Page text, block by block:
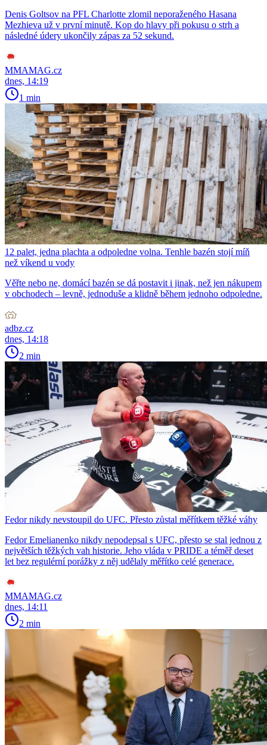
Denis Goltsov na PFL Charlotte zlomil neporaženého Hasana
Mezhieva už v první minutě. Kop do hlavy při pokusu o strh a
následné údery ukončily zápas za 52 sekund.
MMAMAG.cz
dnes, 14:19
1 min
12 palet, jedna plachta a odpoledne volna. Tenhle bazén stojí míň
než víkend u vody
Věřte nebo ne, domácí bazén se dá postavit i jinak, než jen nákupem
v obchodech – levně, jednoduše a klidně během jednoho odpoledne.
adbz.cz
dnes, 14:18
2 min
Fedor nikdy nevstoupil do UFC. Přesto zůstal měřítkem těžké váhy
Fedor Emelianenko nikdy nepodepsal s UFC, přesto se stal jednou z
největších těžkých vah historie. Jeho vláda v PRIDE a téměř deset
let bez regulérní porážky z něj udělaly měřítko celé generace.
MMAMAG.cz
dnes, 14:11
2 min